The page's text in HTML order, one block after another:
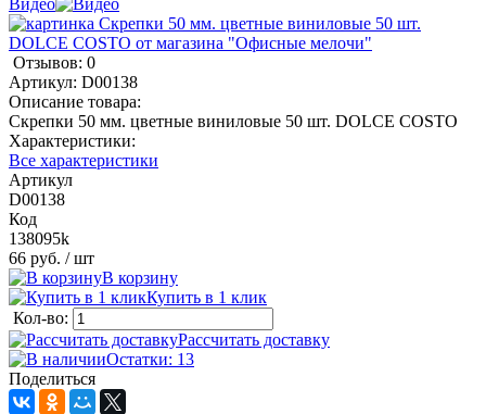
Видео
Отзывов: 0
Артикул: D00138
Описание товара:
Скрепки 50 мм. цветные виниловые 50 шт. DOLCE COSTO
Характеристики:
Все характеристики
Артикул
D00138
Код
138095k
66 руб. / шт
В корзину
Купить в 1 клик
Кол-во:
Рассчитать доставку
Остатки: 13
Поделиться